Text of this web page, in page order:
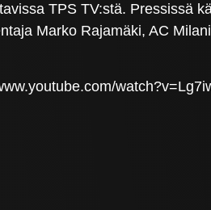
TPS TV:stä. Pressissä
Marko Rajamäki, AC